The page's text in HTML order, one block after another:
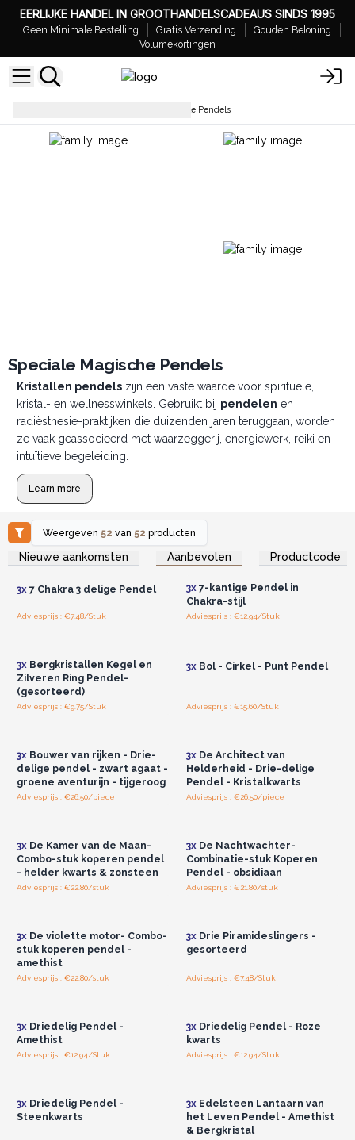
EERLIJKE HANDEL IN GROOTHANDELSCADEAUS SINDS 1995
Geen Minimale Bestelling Gratis Verzending
Gouden Beloning
Volumekortingen
Speciale Pendels
Speciale Magische Pendels
Kristallen pendelszijn een vaste waarde voor spirituele,
kristal- en wellnesswinkels. Gebruikt bij pendelen en
radiësthesie-praktijken die duizenden jaren teruggaan, worden
ze vaak geassocieerd met waarzeggerij, energiewerk, reiki en
intuïtieve begeleiding.
Learn more
Weergeven 52 van 52 producten
Nieuwe aankomsten Aanbevolen Productcode
Log in of registreer u voor
groothandelsprijzen.
3x7 Chakra 3 delige Pendel
Adviesprijs : €7.48/Stuk
Log in of registreer u voor
groothandelsprijzen.
3x7-kantige Pendel in
Chakra-stijl
Adviesprijs : €12.94/Stuk
3xBergkristallen Kegel en
Zilveren Ring Pendel-
(gesorteerd)
Adviesprijs : €9.75/Stuk
3xBol - Cirkel - Punt Pendel
Adviesprijs : €15.60/Stuk
3xBouwer van rijken - Drie-
delige pendel - zwart agaat -
groene aventurijn - tijgeroog
Adviesprijs : €26.50/piece
3xDe Architect van
Helderheid - Drie-delige
Pendel - Kristalkwarts
Adviesprijs : €26.50/piece
3xDe Kamer van de Maan-
Combo-stuk koperen pendel
- helder kwarts & zonsteen
Adviesprijs : €22.80/stuk
3xDe Nachtwachter-
Combinatie-stuk Koperen
Pendel - obsidiaan
Adviesprijs : €21.80/stuk
3xDe violette motor- Combo-
stuk koperen pendel -
amethist
Adviesprijs : €22.80/stuk
3xDrie Piramideslingers -
gesorteerd
Adviesprijs : €7.48/Stuk
3xDriedelig Pendel -
Amethist
Adviesprijs : €12.94/Stuk
3xDriedelig Pendel - Roze
kwarts
Adviesprijs : €12.94/Stuk
3xDriedelig Pendel -
Steenkwarts
3xEdelsteen Lantaarn van
het Leven Pendel - Amethist
& Bergkristal